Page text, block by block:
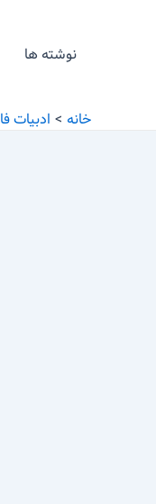
نوشته ها
خانه ادبیات